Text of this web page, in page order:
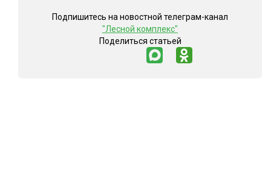
Подпишитесь на новостной телеграм-канал
"Лесной комплекс"
Поделиться статьей